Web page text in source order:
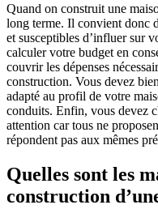
Quand on construit une
long terme. Il convient donc
et susceptibles d’influer sur
calculer votre budget en
couvrir les dépenses
construction. Vous devez
adapté au profil de votre
conduits. Enfin, vous devez
attention car tous ne
répondent pas aux mêmes
Quelles sont les
construction